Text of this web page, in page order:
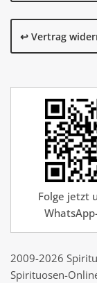
↩️ Vertrag
Folge jetzt
2009-2026
Spirituosen-